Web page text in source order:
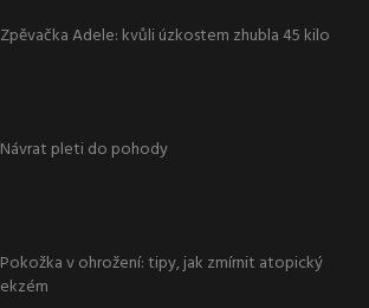
Zpěvačka Adele: kvůli úzkostem zhubla 45 kilo
Návrat pleti do pohody
Pokožka v ohrožení: tipy, jak zmírnit atopický
ekzém